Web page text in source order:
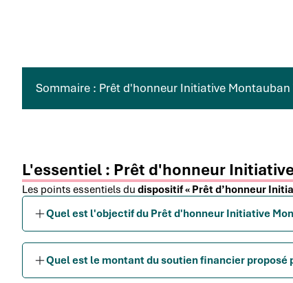
Sommaire : Prêt d'honneur Initiative Montauban
L'essentiel : Prêt d'honneur
Les points essentiels du dispositif « Prêt d’honneur
Quel est l'objectif du Prêt d'honneur Initiative
Quel est le montant du soutien financier proposé